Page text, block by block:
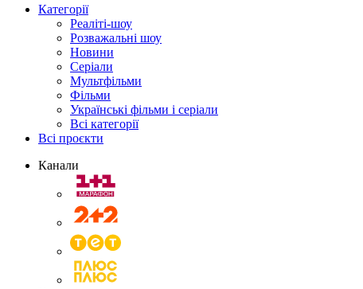
Категорії
Реаліті-шоу
Розважальні шоу
Новини
Серіали
Мультфільми
Фільми
Українські фільми і серіали
Всі категорії
Всі проєкти
Канали